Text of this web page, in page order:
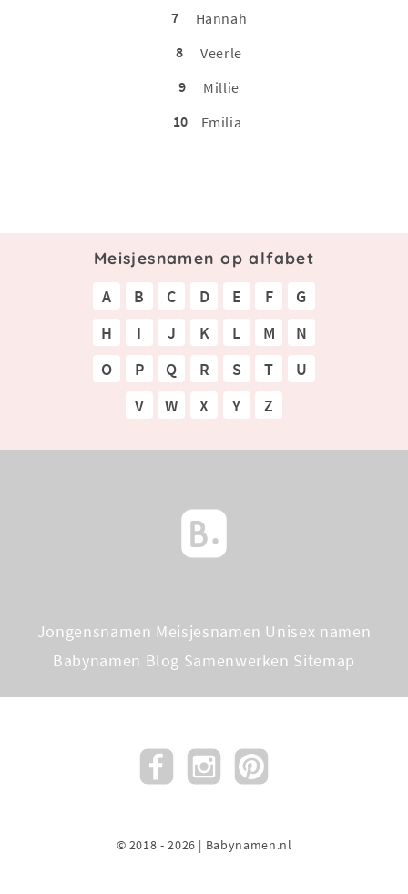
7
Hannah
8
Veerle
9
Millie
10
Emilia
Meisjesnamen op alfabet
A B C D E F
G
H
I J K L M
N
O
P Q R S T
U
V
W X Y Z
Jongensnamen Meisjesnamen Unisex namen
Babynamen Blog Samenwerken Sitemap
© 2018 - 2026 | Babynamen.nl